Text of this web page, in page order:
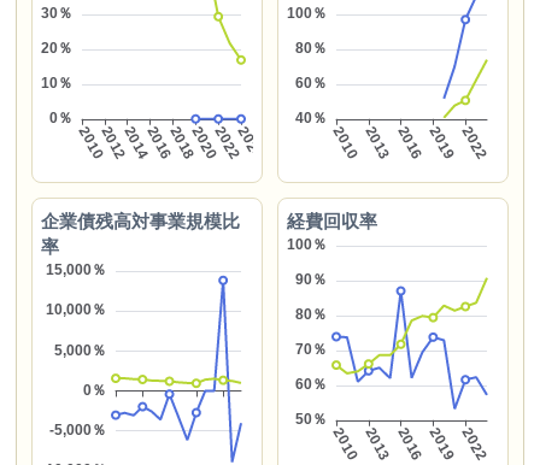
企業債残高対事業規模比
率
経費回収率